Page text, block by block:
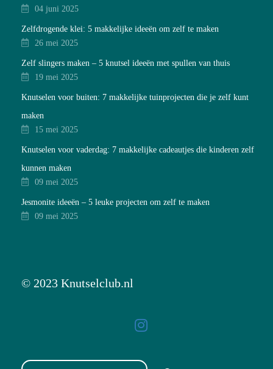
04 juni 2025
Zelfdrogende klei: 5 makkelijke ideeën om zelf te maken
26 mei 2025
Zelf slingers maken – 5 knutsel ideeën met spullen van thuis
19 mei 2025
Knutselen voor buiten: 7 makkelijke tuinprojecten die je zelf kunt
maken
15 mei 2025
Knutselen voor vaderdag: 7 makkelijke cadeautjes die kinderen zelf
kunnen maken
09 mei 2025
Jesmonite ideeën – 5 leuke projecten om zelf te maken
09 mei 2025
© 2023 Knutselclub.nl